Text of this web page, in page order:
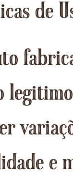
de
e